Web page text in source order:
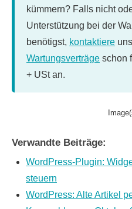
kümmern? Falls nicht
Unterstützung bei der
benötigst, kontaktiere
Wartungsverträge schon
+ USt an.
Verwandte Beiträge:
WordPress-Plugin:
steuern
WordPress: Alte Artikel